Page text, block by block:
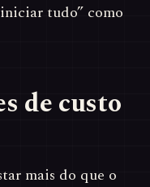
tudo” como
de custo
mais do que o